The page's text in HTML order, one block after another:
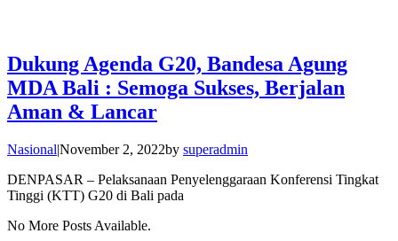
Dukung Agenda G20, Bandesa Agung
MDA Bali : Semoga Sukses, Berjalan
Aman & Lancar
Nasional|November 2, 2022by superadmin
DENPASAR – Pelaksanaan Penyelenggaraan Konferensi Tingkat
Tinggi (KTT) G20 di Bali pada
No More Posts Available.